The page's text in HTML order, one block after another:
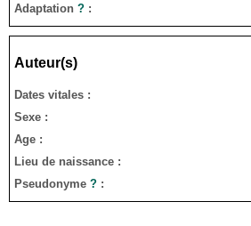
Adaptation ? :
Auteur(s)
Dates vitales :
Sexe :
Age :
Lieu de naissance :
Pseudonyme ? :